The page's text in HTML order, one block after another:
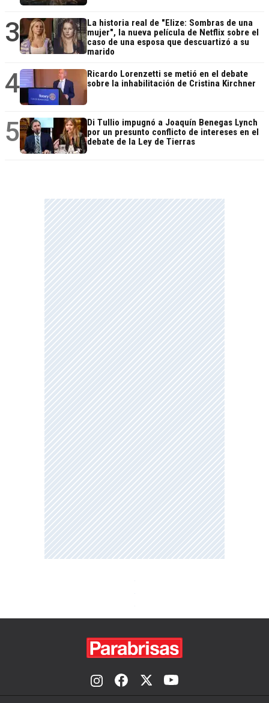
3
La historia real de "Elize: Sombras de una
mujer", la nueva película de Netflix sobre el
caso de una esposa que descuartizó a su
marido
4
Ricardo Lorenzetti se metió en el debate
sobre la inhabilitación de Cristina Kirchner
5
Di Tullio impugnó a Joaquín Benegas Lynch
por un presunto conflicto de intereses en el
debate de la Ley de Tierras